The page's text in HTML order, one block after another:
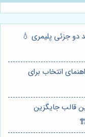
دو جزئی پلیمری 💧
انتخاب برای
قالب جایگزین